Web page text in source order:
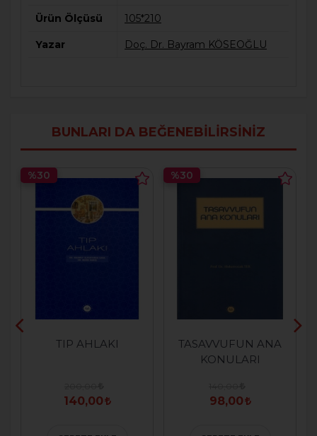
Ürün Ölçüsü 105*210
Yazar Doç. Dr. Bayram KÖSEOĞLU
BUNLARI DA BEĞENEBILIRSINIZ
TIP AHLAKI
140,00
%30
TASAVVUFUN ANA
KONULARI
98,00
%30